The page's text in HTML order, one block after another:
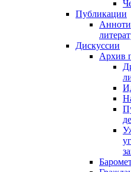
Публикации
Дискуссии
Архив